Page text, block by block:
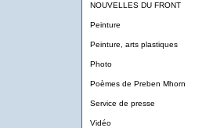
NOUVELLES DU FRONT
Peinture
Peinture, arts plastiques
Photo
Poèmes de Preben Mhorn
Service de presse
Vidéo